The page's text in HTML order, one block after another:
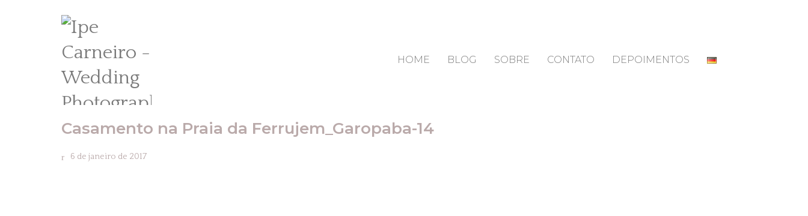
HOME BLOG SOBRE CONTATO DEPOIMENTOS
Casamento na Praia da Ferrujem_Garopaba-14
6 de janeiro de 2017